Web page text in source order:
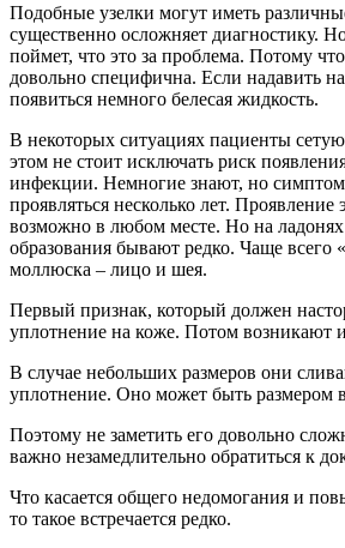
Подобные узелки могут иметь
существенно осложняет диагностику.
поймет, что это за проблема. Потому
довольно специфична. Если надавить
появиться немного белесая жидкость.
В некоторых ситуациях пациенты
этом не стоит исключать риск
инфекции. Немногие знают, но
проявляться несколько лет. Проявление
возможно в любом месте. Но на
образования бывают редко. Чаще всего
моллюска – лицо и шея.
Первый признак, который должен
уплотнение на коже. Потом возникают
В случае небольших размеров они
уплотнение. Оно может быть размером
Поэтому не заметить его довольно
важно незамедлительно обратиться к
Что касается общего недомогания и
то такое встречается редко.